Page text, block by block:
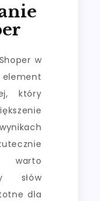
w
który
warto
słów
dla